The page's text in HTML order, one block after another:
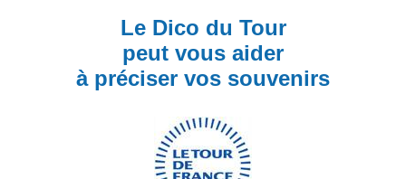
Le Dico du Tour
peut vous aider
à préciser vos souvenirs